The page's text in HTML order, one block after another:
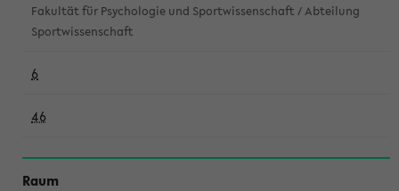
Fakultät für Psychologie und Sportwissenschaft / Abteilung
Sportwissenschaft
6
46